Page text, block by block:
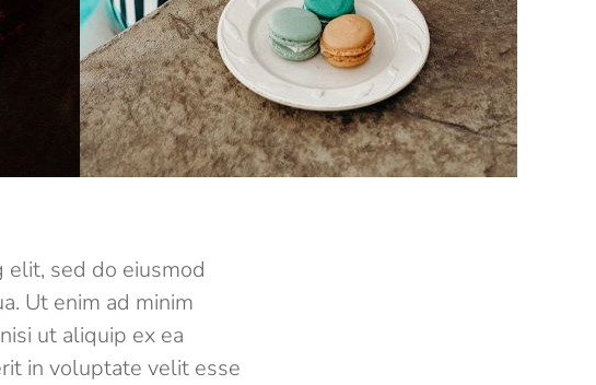
elit, sed do eiusmod
Ut enim ad minim
ut aliquip ex ea
in voluptate velit esse